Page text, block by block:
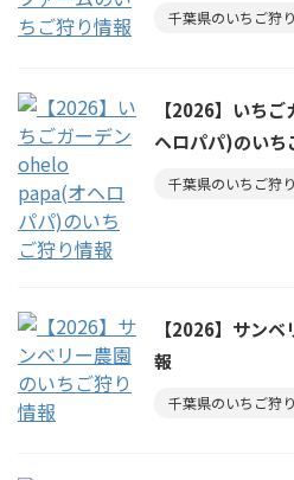
千葉県のいちご狩り
【2026】いち
ヘロパパ)のいち
千葉県のいちご狩り
【2026】サン
報
千葉県のいちご狩り